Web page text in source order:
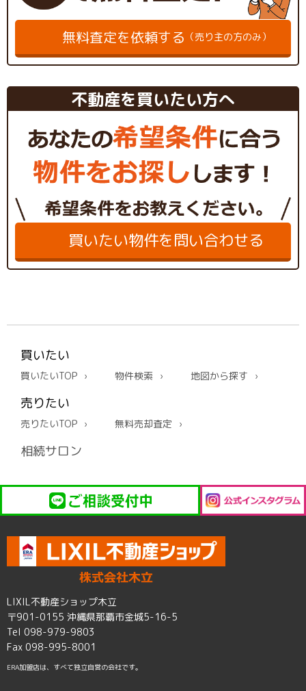
無料査定を依頼する （売り主の方のみ）
不動産を買いたい方へ
買いたい物件を問い合わせる
買いたい
買いたいTOP 物件検索 地図から探す
売りたい
売りたいTOP 無料売却査定
相続サロン
LIXIL不動産ショップ木立
〒901-0155 沖縄県那覇市金城5-16-5
Tel 098-979-9803
Fax 098-995-8001
ERA加盟店は、すべて独立自営の会社です。